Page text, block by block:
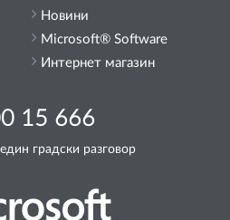
15 666
градски разговор
Новини
Microsoft® Software
Интернет магазин